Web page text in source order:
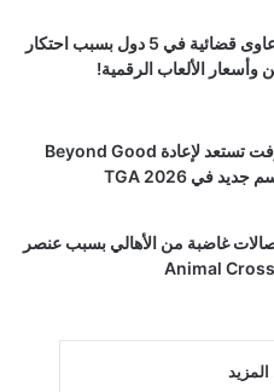
سوني تواجه دعاوى قضائية في 5 دول بسبب احتكار
وأسعار الألعاب الرقمية!
إشاعة: يوبيسوفت تستعد لإعادة Beyond Good
غاضبة من الأهالي بسبب عنصر